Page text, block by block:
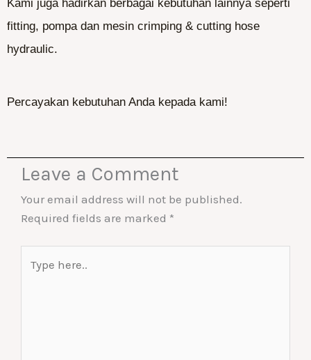
Kami juga hadirkan berbagai kebutuhan lainnya seperti
fitting, pompa dan mesin crimping & cutting hose
hydraulic.
Percayakan kebutuhan Anda kepada kami!
Leave a Comment
Your email address will not be published.
Required fields are marked *
here..